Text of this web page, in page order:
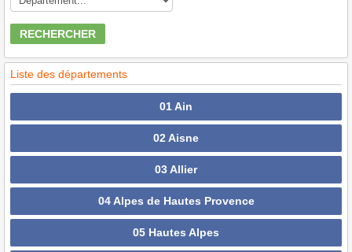
RECHERCHER
Liste des départements
01 Ain
02 Aisne
03 Allier
04 Alpes de Hautes Provence
05 Hautes Alpes